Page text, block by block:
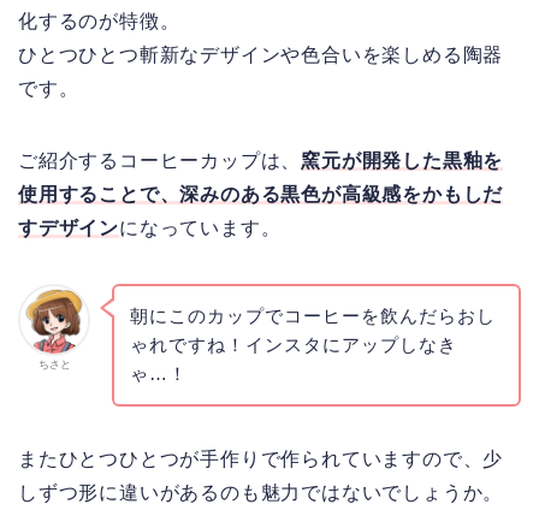
化するのが特徴。
ひとつひとつ斬新なデザインや色合いを楽しめる陶器
です。
ご紹介するコーヒーカップは、 窯元が開発した黒釉を
使用することで、深みのある黒色が高級感をかもしだ
すデザインになっています。
ちさと
朝にこのカップでコーヒーを飲んだらおし
ゃれですね！インスタにアップしなき
ゃ…！
またひとつひとつが手作りで作られていますので、少
しずつ形に違いがあるのも魅力ではないでしょうか。